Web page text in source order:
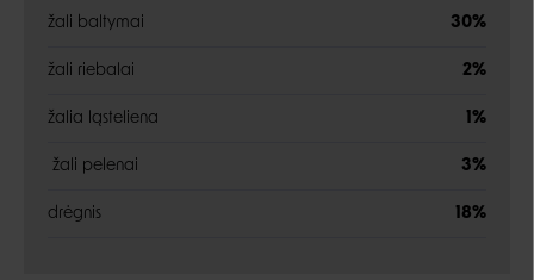
žali baltymai 30%
žali riebalai 2%
žalia ląsteliena 1%
žali pelenai 3%
drėgnis 18%